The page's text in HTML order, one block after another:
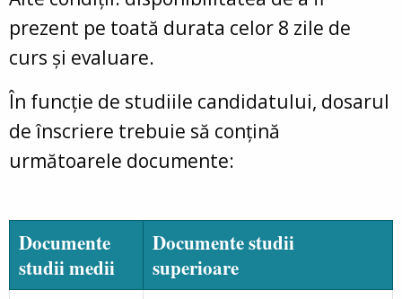
prezent pe toată durata celor 8 zile de
curs și evaluare.
În funcție de studiile candidatului, dosarul
de înscriere trebuie să conțină
următoarele documente:
Documente
studii medii
Documente studii
superioare